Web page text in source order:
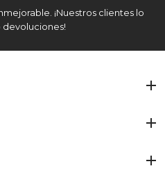
¡Nuestros clientes lo